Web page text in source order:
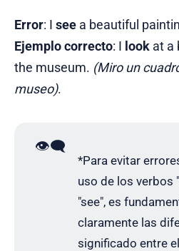
Error: I see a beautiful
Ejemplo correcto: I look at a
the museum. (Miro un
museo).
👁️‍🗨️
*Para evitar
uso de los verbos
"see", es
claramente las
significado entre